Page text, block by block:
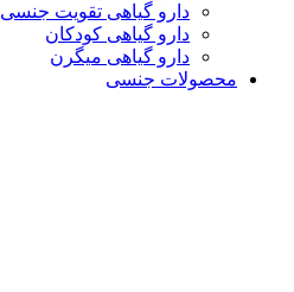
دارو گیاهی تقویت جنسی
دارو گیاهی کودکان
دارو گیاهی میگرن
محصولات جنسی